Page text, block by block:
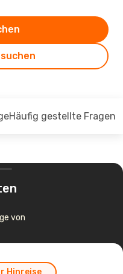
Häufig gestellte Fragen
von
Hinreise